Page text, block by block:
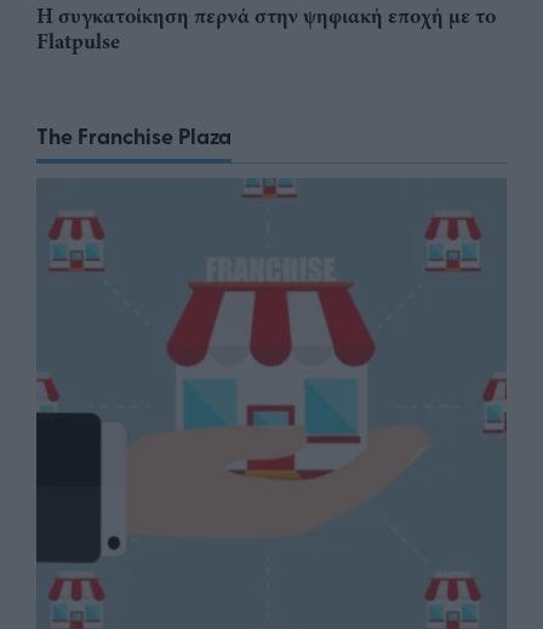
Η συγκατοίκηση περνά στην ψηφιακή εποχή με το
Flatpulse
The Franchise Plaza